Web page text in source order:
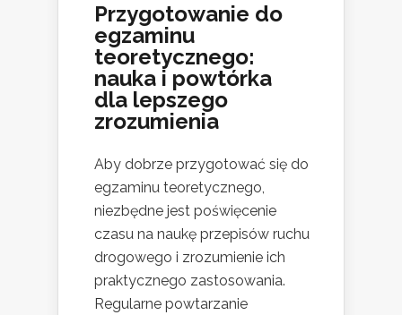
Przygotowanie do
egzaminu
teoretycznego:
nauka i powtórka
dla lepszego
zrozumienia
Aby dobrze przygotować się do
egzaminu teoretycznego,
niezbędne jest poświęcenie
czasu na naukę przepisów ruchu
drogowego i zrozumienie ich
praktycznego zastosowania.
Regularne powtarzanie